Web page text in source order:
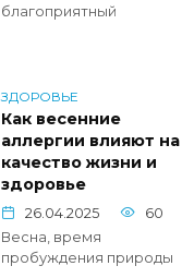
благоприятный
ЗДОРОВЬЕ
Как весенние
аллергии влияют на
качество жизни и
здоровье
26.04.2025
60
Весна, время
пробуждения природы